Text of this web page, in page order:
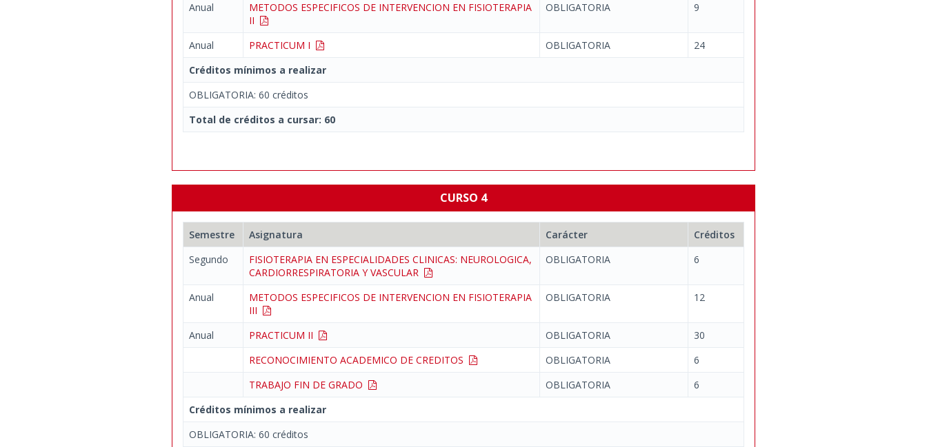
Anual
METODOS ESPECIFICOS DE INTERVENCION EN FISIOTERAPIA
II
OBLIGATORIA 9
Anual PRACTICUM I OBLIGATORIA
24
Créditos mínimos a realizar
OBLIGATORIA: 60 créditos
Total de créditos a cursar: 60
CURSO 4
Semestre Asignatura Carácter
Créditos
Segundo
FISIOTERAPIA EN ESPECIALIDADES CLINICAS: NEUROLOGICA,
CARDIORRESPIRATORIA Y VASCULAR
OBLIGATORIA 6
Anual
METODOS ESPECIFICOS DE INTERVENCION EN FISIOTERAPIA
III
OBLIGATORIA 12
Anual PRACTICUM II OBLIGATORIA
30
RECONOCIMIENTO ACADEMICO DE CREDITOS
OBLIGATORIA
6
TRABAJO FIN DE GRADO
OBLIGATORIA
6
Créditos mínimos a realizar
OBLIGATORIA: 60 créditos